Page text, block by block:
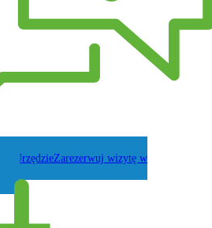
Zarezerwuj wizytę w